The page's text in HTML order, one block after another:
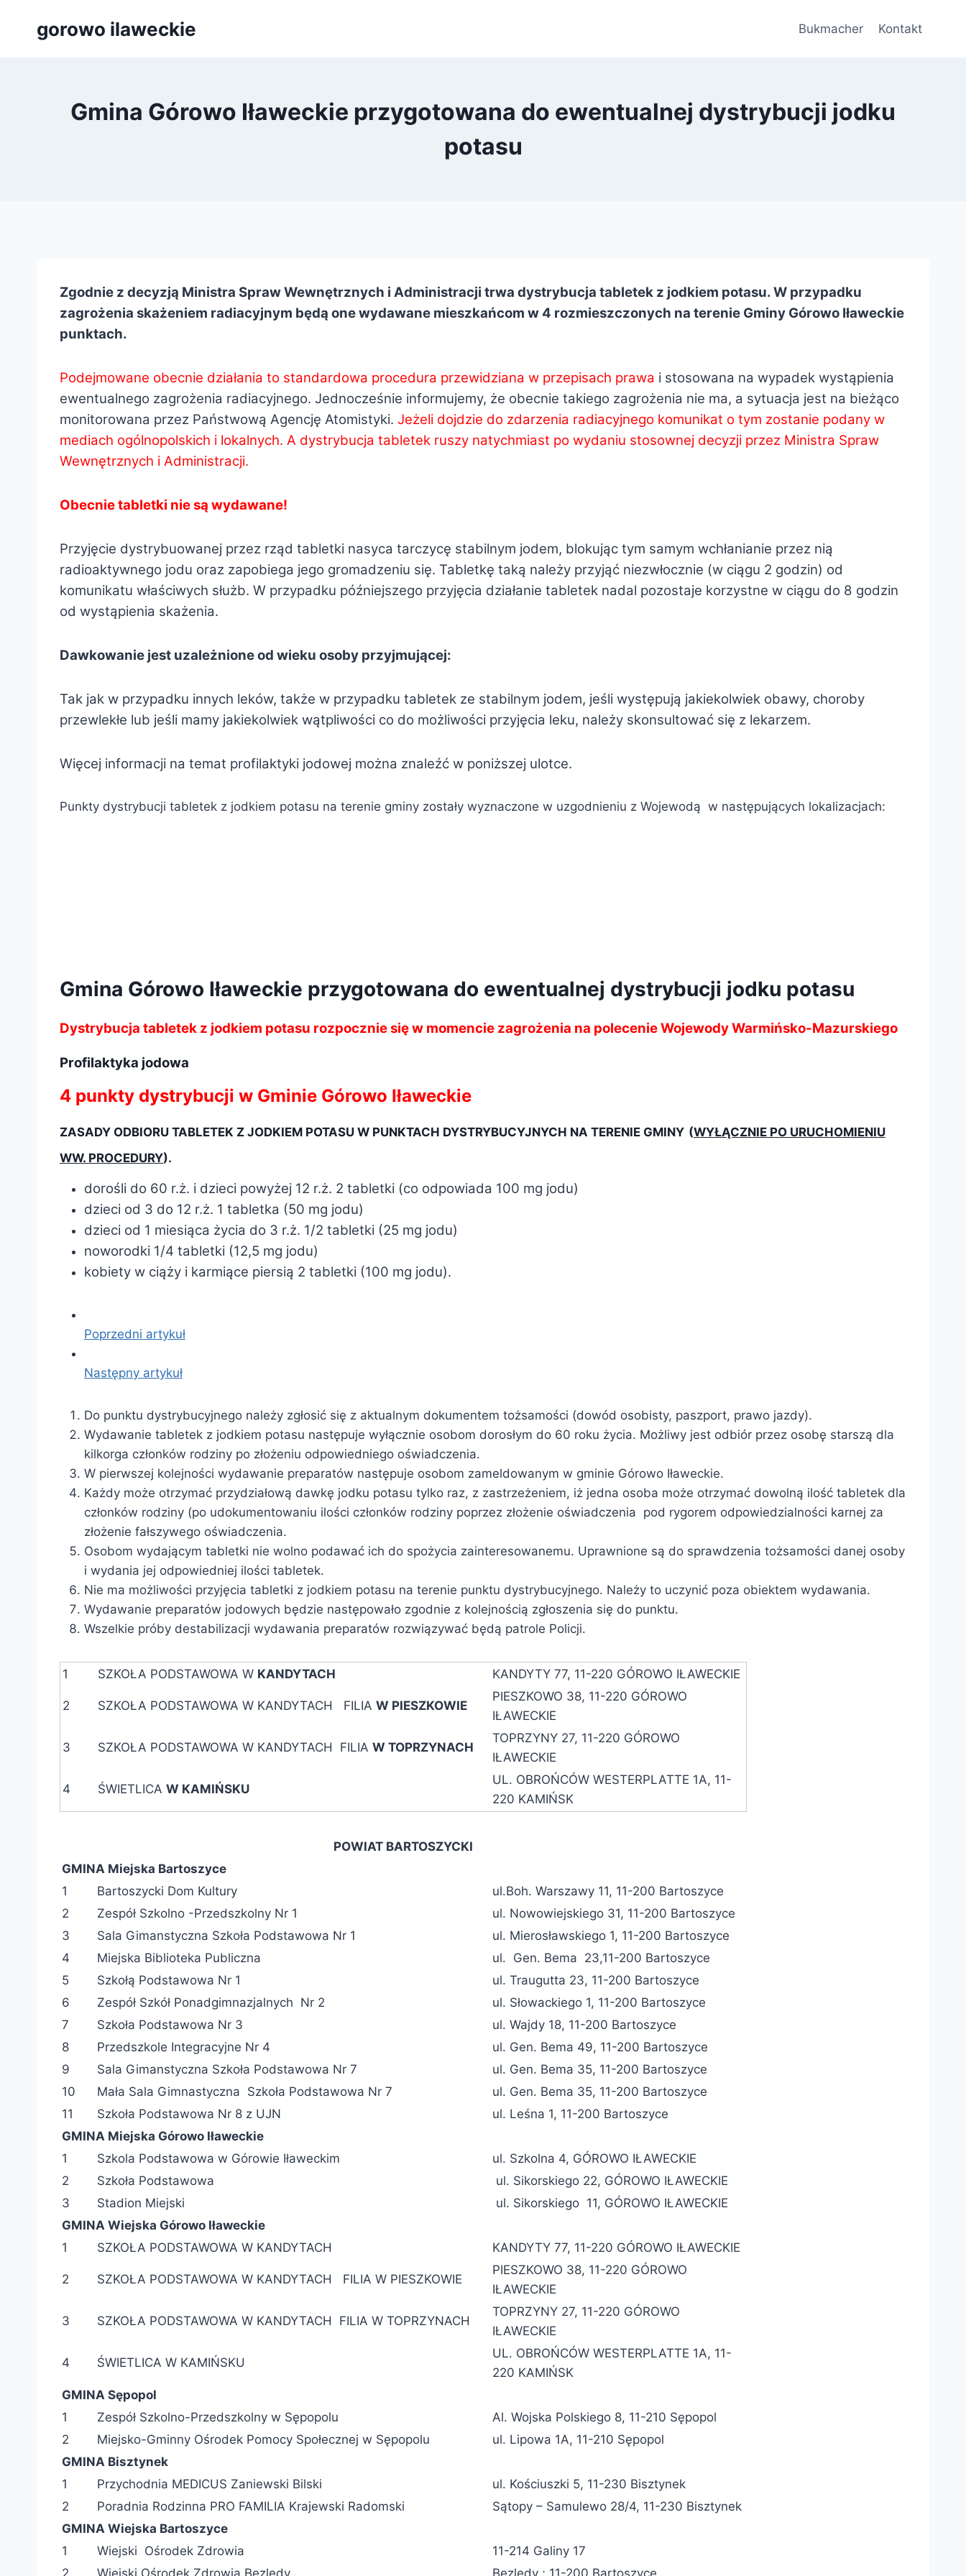
gorowo ilaweckie Bukmacher Kontakt
Gmina Górowo Iławeckie przygotowana do ewentualnej dystrybucji jodku
potasu
Zgodnie z decyzją Ministra Spraw Wewnętrznych i Administracji trwa dystrybucja tabletek z jodkiem potasu. W przypadku
zagrożenia skażeniem radiacyjnym będą one wydawane mieszkańcom w 4 rozmieszczonych na terenie Gminy Górowo Iławeckie
punktach.
Podejmowane obecnie działania to standardowa procedura przewidziana w przepisach prawa i stosowana na wypadek wystąpienia
ewentualnego zagrożenia radiacyjnego. Jednocześnie informujemy, że obecnie takiego zagrożenia nie ma, a sytuacja jest na bieżąco
monitorowana przez Państwową Agencję Atomistyki. Jeżeli dojdzie do zdarzenia radiacyjnego komunikat o tym zostanie podany w
mediach ogólnopolskich i lokalnych. A dystrybucja tabletek ruszy natychmiast po wydaniu stosownej decyzji przez Ministra Spraw
Wewnętrznych i Administracji.
Obecnie tabletki nie są wydawane!
Przyjęcie dystrybuowanej przez rząd tabletki nasyca tarczycę stabilnym jodem, blokując tym samym wchłanianie przez nią
radioaktywnego jodu oraz zapobiega jego gromadzeniu się. Tabletkę taką należy przyjąć niezwłocznie (w ciągu 2 godzin) od
komunikatu właściwych służb. W przypadku późniejszego przyjęcia działanie tabletek nadal pozostaje korzystne w ciągu do 8 godzin
od wystąpienia skażenia.
Dawkowanie jest uzależnione od wieku osoby przyjmującej:
Tak jak w przypadku innych leków, także w przypadku tabletek ze stabilnym jodem, jeśli występują jakiekolwiek obawy, choroby
przewlekłe lub jeśli mamy jakiekolwiek wątpliwości co do możliwości przyjęcia leku, należy skonsultować się z lekarzem.
Więcej informacji na temat profilaktyki jodowej można znaleźć w poniższej ulotce.
Punkty dystrybucji tabletek z jodkiem potasu na terenie gminy zostały wyznaczone w uzgodnieniu z Wojewodą w następujących lokalizacjach:
Gmina Górowo Iławeckie przygotowana do ewentualnej dystrybucji jodku potasu
Dystrybucja tabletek z jodkiem potasu rozpocznie się w momencie zagrożenia na polecenie Wojewody Warmińsko-Mazurskiego
Profilaktyka jodowa
4 punkty dystrybucji w Gminie Górowo Iławeckie
ZASADY ODBIORU TABLETEK Z JODKIEM POTASU W PUNKTACH DYSTRYBUCYJNYCH NA TERENIE GMINY (WYŁĄCZNIE PO URUCHOMIENIU
WW. PROCEDURY).
dorośli do 60 r.ż. i dzieci powyżej 12 r.ż. 2 tabletki (co odpowiada 100 mg jodu)
dzieci od 3 do 12 r.ż. 1 tabletka (50 mg jodu)
dzieci od 1 miesiąca życia do 3 r.ż. 1/2 tabletki (25 mg jodu)
noworodki 1/4 tabletki (12,5 mg jodu)
kobiety w ciąży i karmiące piersią 2 tabletki (100 mg jodu).
Poprzedni artykuł
Następny artykuł
Do punktu dystrybucyjnego należy zgłosić się z aktualnym dokumentem tożsamości (dowód osobisty, paszport, prawo jazdy).
Wydawanie tabletek z jodkiem potasu następuje wyłącznie osobom dorosłym do 60 roku życia. Możliwy jest odbiór przez osobę starszą dla
kilkorga członków rodziny po złożeniu odpowiedniego oświadczenia.
W pierwszej kolejności wydawanie preparatów następuje osobom zameldowanym w gminie Górowo Iławeckie.
Każdy może otrzymać przydziałową dawkę jodku potasu tylko raz, z zastrzeżeniem, iż jedna osoba może otrzymać dowolną ilość tabletek dla
członków rodziny (po udokumentowaniu ilości członków rodziny poprzez złożenie oświadczenia pod rygorem odpowiedzialności karnej za
złożenie fałszywego oświadczenia.
Osobom wydającym tabletki nie wolno podawać ich do spożycia zainteresowanemu. Uprawnione są do sprawdzenia tożsamości danej osoby
i wydania jej odpowiedniej ilości tabletek.
Nie ma możliwości przyjęcia tabletki z jodkiem potasu na terenie punktu dystrybucyjnego. Należy to uczynić poza obiektem wydawania.
Wydawanie preparatów jodowych będzie następowało zgodnie z kolejnością zgłoszenia się do punktu.
Wszelkie próby destabilizacji wydawania preparatów rozwiązywać będą patrole Policji.
1 SZKOŁA PODSTAWOWA W KANDYTACH KANDYTY 77, 11-220 GÓROWO IŁAWECKIE
2 SZKOŁA PODSTAWOWA W KANDYTACH FILIA W PIESZKOWIE
PIESZKOWO 38, 11-220 GÓROWO
IŁAWECKIE
3 SZKOŁA PODSTAWOWA W KANDYTACH FILIA W TOPRZYNACH
TOPRZYNY 27, 11-220 GÓROWO
IŁAWECKIE
4 ŚWIETLICA W KAMIŃSKU
UL. OBROŃCÓW WESTERPLATTE 1A, 11-
220 KAMIŃSK
POWIAT BARTOSZYCKI
GMINA Miejska Bartoszyce
1
Bartoszycki Dom Kultury
ul.Boh. Warszawy 11, 11-200 Bartoszyce
2
Zespół Szkolno -Przedszkolny Nr 1
ul. Nowowiejskiego 31, 11-200 Bartoszyce
3
Sala Gimanstyczna Szkoła Podstawowa Nr 1
ul. Mierosławskiego 1, 11-200 Bartoszyce
4
Miejska Biblioteka Publiczna
ul. Gen. Bema 23,11-200 Bartoszyce
5
Szkołą Podstawowa Nr 1
ul. Traugutta 23, 11-200 Bartoszyce
6
Zespół Szkół Ponadgimnazjalnych Nr 2
ul. Słowackiego 1, 11-200 Bartoszyce
7
Szkoła Podstawowa Nr 3
ul. Wajdy 18, 11-200 Bartoszyce
8
Przedszkole Integracyjne Nr 4
ul. Gen. Bema 49, 11-200 Bartoszyce
9
Sala Gimanstyczna Szkoła Podstawowa Nr 7
ul. Gen. Bema 35, 11-200 Bartoszyce
10
Mała Sala Gimnastyczna Szkoła Podstawowa Nr 7
ul. Gen. Bema 35, 11-200 Bartoszyce
11
Szkoła Podstawowa Nr 8 z UJN
ul. Leśna 1, 11-200 Bartoszyce
GMINA Miejska Górowo Iławeckie
1
Szkola Podstawowa w Górowie Iławeckim
ul. Szkolna 4, GÓROWO IŁAWECKIE
2
Szkoła Podstawowa
ul. Sikorskiego 22, GÓROWO IŁAWECKIE
3
Stadion Miejski
ul. Sikorskiego 11, GÓROWO IŁAWECKIE
GMINA Wiejska Górowo Iławeckie
1
SZKOŁA PODSTAWOWA W KANDYTACH KANDYTY 77, 11-220 GÓROWO IŁAWECKIE
2 SZKOŁA PODSTAWOWA W KANDYTACH FILIA W PIESZKOWIE
PIESZKOWO 38, 11-220 GÓROWO
IŁAWECKIE
3 SZKOŁA PODSTAWOWA W KANDYTACH FILIA W TOPRZYNACH
TOPRZYNY 27, 11-220 GÓROWO
IŁAWECKIE
4 ŚWIETLICA W KAMIŃSKU
UL. OBROŃCÓW WESTERPLATTE 1A, 11-
220 KAMIŃSK
GMINA Sępopol
1
Zespół Szkolno-Przedszkolny w Sępopolu
Al. Wojska Polskiego 8, 11-210 Sępopol
2
Miejsko-Gminny Ośrodek Pomocy Społecznej w Sępopolu
ul. Lipowa 1A, 11-210 Sępopol
GMINA Bisztynek
1
Przychodnia MEDICUS Zaniewski Bilski
ul. Kościuszki 5, 11-230 Bisztynek
2
Poradnia Rodzinna PRO FAMILIA Krajewski Radomski
Sątopy – Samulewo 28/4, 11-230 Bisztynek
GMINA Wiejska Bartoszyce
1
Wiejski Ośrodek Zdrowia
11-214 Galiny 17
2
Wiejski Ośrodek Zdrowia Bezledy Bezledy ; 11-200 Bartoszyce